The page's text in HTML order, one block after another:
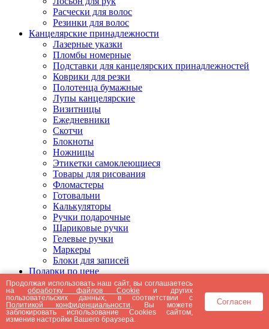
Расчески для волос
Резинки для волос
Канцелярские принадлежности
Лазерные указки
Пломбы номерные
Подставки для канцелярских принадлежностей
Коврики для резки
Полотенца бумажные
Лупы канцелярские
Визитницы
Ежедневники
Скотчи
Блокноты
Ножницы
Этикетки самоклеющиеся
Товары для рисования
Фломастеры
Готовальни
Калькуляторы
Ручки подарочные
Шариковые ручки
Гелевые ручки
Маркеры
Блоки для записей
Подарки по цене
Подарки от 5000 рублей
Подарки до 5000 рублей
Подарки до 3000 рублей
Подарки до 2000 рублей
Подарки до 1000 рублей
Продолжая использовать наш сайт, вы соглашаетесь
наобработку файлов Cookie и других
пользовательских данных, в соответствии с
Политикой конфиденциальности . Вы можете
заблокировать использование Cookies сайтом,
изменив настройки Вашего браузера.
Согласен